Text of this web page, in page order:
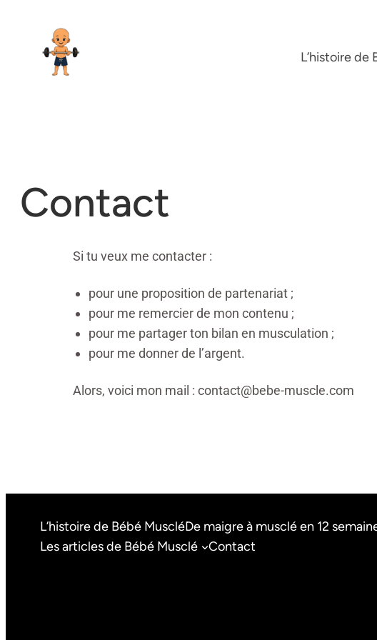
L’histoire de
Contact
Si tu veux me contacter :
pour une proposition de partenariat ;
pour me remercier de mon contenu ;
pour me partager ton bilan en musculation ;
pour me donner de l’argent.
Alors, voici mon mail : contact@bebe-muscle.com
L’histoire de Bébé MuscléDe maigre à musclé en 12
Les articles de Bébé Musclé
Contact